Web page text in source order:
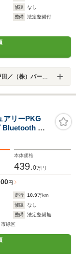
修復
なし
整備
法定整備付
）バーディット
アリーPKG
Bluetooth フ
トヒーター
ライト スマー
本体価格
439.0万円
円
走行 10.9万km
修復
なし
整備
法定整備無
市緑区